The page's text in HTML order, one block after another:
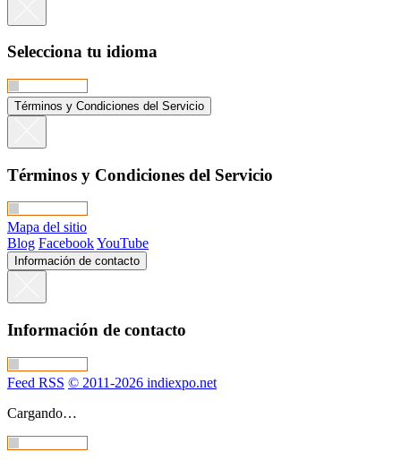
Selecciona tu idioma
Términos y Condiciones del Servicio
Términos y Condiciones del Servicio
Mapa del sitio
Blog FacebookYouTube
Información de contacto
Información de contacto
Feed RSS © 2011-2026 indiexpo.net
Cargando…